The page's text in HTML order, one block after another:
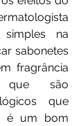
simples na
sabonetes
fragrância
são
que
é um bom